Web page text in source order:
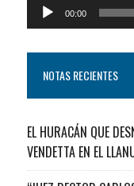
00:00
NOTAS RECIENTES
EL HURACÁN QUE
VENDETTA EN EL